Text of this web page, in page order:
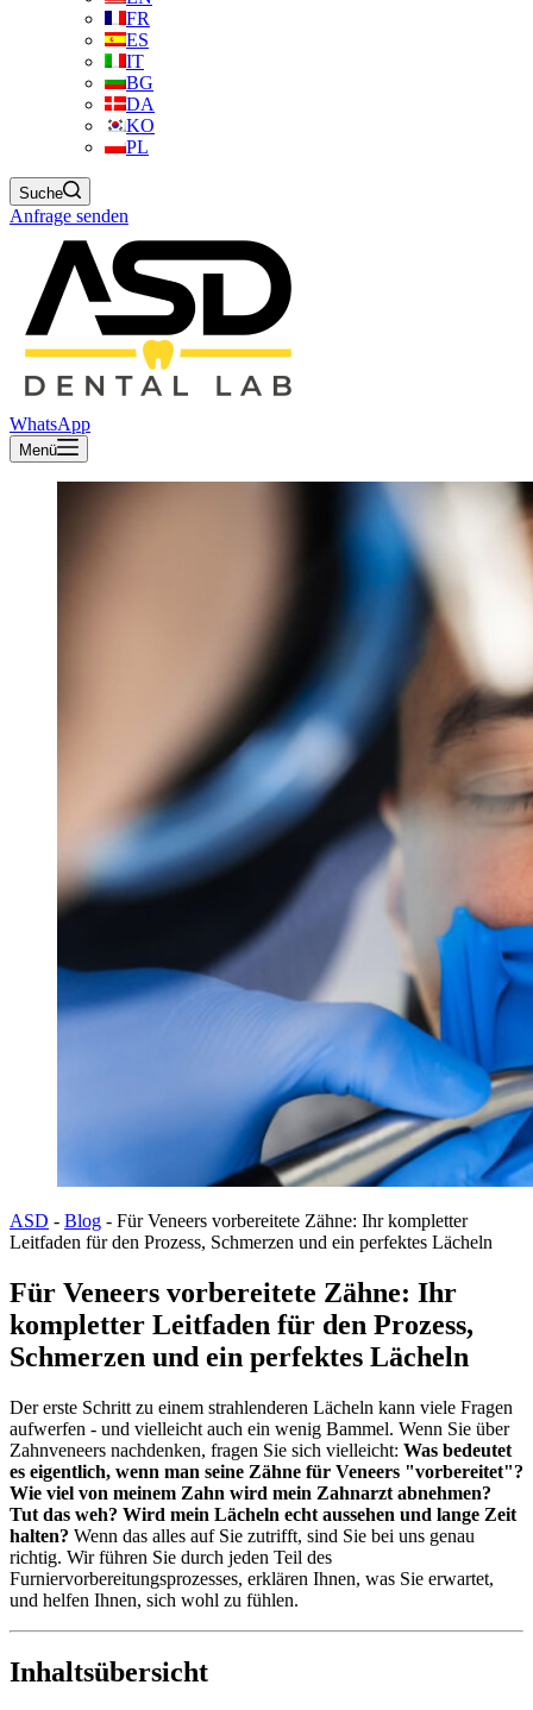
FR
ES
IT
BG
DA
KO
PL
Suche
Anfrage senden
WhatsApp
Menü
ASD - Blog - Für Veneers vorbereitete Zähne: Ihr kompletter
Leitfaden für den Prozess, Schmerzen und ein perfektes Lächeln
Für Veneers vorbereitete Zähne: Ihr
kompletter Leitfaden für den Prozess,
Schmerzen und ein perfektes Lächeln
Der erste Schritt zu einem strahlenderen Lächeln kann viele Fragen
aufwerfen - und vielleicht auch ein wenig Bammel. Wenn Sie über
Zahnveneers nachdenken, fragen Sie sich vielleicht: Was bedeutet
es eigentlich, wenn man seine Zähne für Veneers "vorbereitet"?
Wie viel von meinem Zahn wird mein Zahnarzt abnehmen?
Tut das weh? Wird mein Lächeln echt aussehen und lange Zeit
halten? Wenn das alles auf Sie zutrifft, sind Sie bei uns genau
richtig. Wir führen Sie durch jeden Teil des
Furniervorbereitungsprozesses, erklären Ihnen, was Sie erwartet,
und helfen Ihnen, sich wohl zu fühlen.
Inhaltsübersicht